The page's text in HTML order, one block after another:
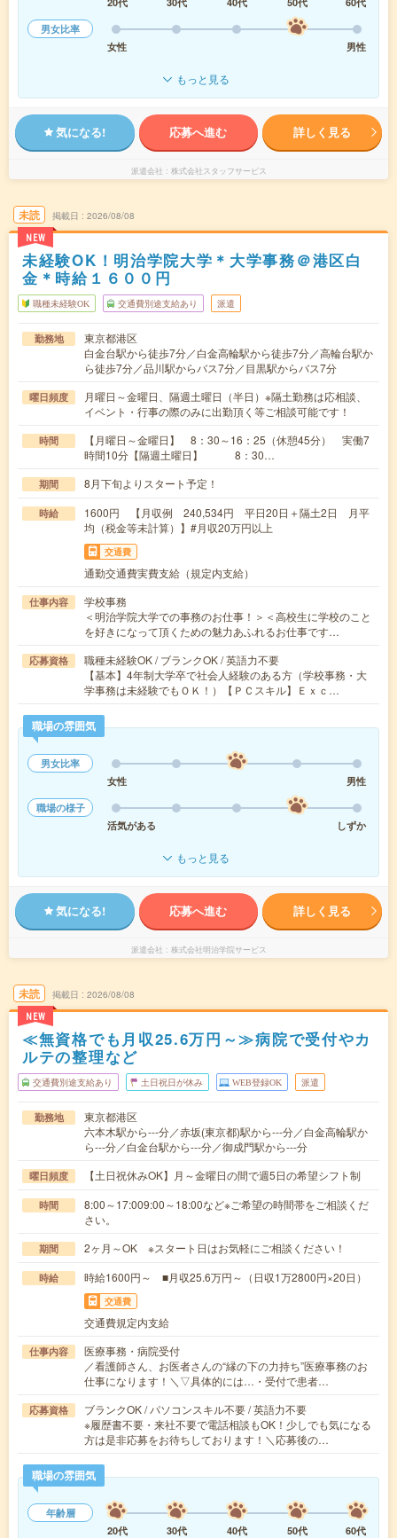
男女比率
女性
男性
もっと見る
気になる! 応募へ進む 詳しく見る
派遣会社 株式会社スタッフサービス
未読
NEW
掲載日 2026/08/08
未経験OK！明治学院大学＊大学事務＠港区白
金＊時給１６００円
職種未経験OK 交通費別途支給あり 派遣
勤務地
東京都港区
白金台駅から徒歩7分／白金高輪駅から徒歩7分／高輪台駅か
ら徒歩7分／品川駅からバス7分／目黒駅からバス7分
曜日頻度
月曜日～金曜日、隔週土曜日（半日）※隔土勤務は応相談、
イベント・行事の際のみに出勤頂く等ご相談可能です！
時間
【月曜日～金曜日】 8：30～16：25（休憩45分） 実働7
時間10分【隔週土曜日】 8：30…
期間 8月下旬よりスタート予定！
時給
1600円 【月収例 240,534円 平日20日＋隔土2日 月平
均（税金等未計算）】#月収20万円以上
交通費
通勤交通費実費支給（規定内支給）
仕事内容
学校事務
＜明治学院大学での事務のお仕事！＞＜高校生に学校のこと
を好きになって頂くための魅力あふれるお仕事です…
応募資格
職種未経験OK / ブランクOK / 英語力不要
【基本】4年制大学卒で社会人経験のある方（学校事務・大
学事務は未経験でもＯＫ！）【ＰＣスキル】Ｅｘｃ…
職場の雰囲気
男女比率
女性
男性
職場の様子
活気がある
しずか
もっと見る
気になる! 応募へ進む 詳しく見る
派遣会社 株式会社明治学院サービス
未読
NEW
掲載日 2026/08/08
≪無資格でも月収25.6万円～≫病院で受付やカ
ルテの整理など
交通費別途支給あり 土日祝日が休み WEB登録OK 派遣
勤務地
東京都港区
六本木駅から---分／赤坂(東京都)駅から---分／白金高輪駅か
ら---分／白金台駅から---分／御成門駅から---分
曜日頻度 【土日祝休みOK】月～金曜日の間で週5日の希望シフト制
時間
8:00～17:009:00～18:00など※ご希望の時間帯をご相談くだ
さい。
期間 2ヶ月～OK ※スタート日はお気軽にご相談ください！
時給 時給1600円～ ■月収25.6万円～（日収1万2800円×20日）
交通費
交通費規定内支給
仕事内容
医療事務・病院受付
／看護師さん、お医者さんの“縁の下の力持ち”医療事務のお
仕事になります！＼▽具体的には…・受付で患者…
応募資格
ブランクOK / パソコンスキル不要 / 英語力不要
※履歴書不要・来社不要で電話相談もOK！少しでも気になる
方は是非応募をお待ちしております！＼応募後の…
職場の雰囲気
年齢層
20代
30代 40代 50代
60代